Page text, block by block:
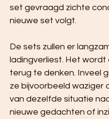
set gevraagd zichte
nieuwe set volgt.
De sets zullen er
ladingverliest. Het
terug te denken. Inveel
ze bijvoorbeeld waziger
van dezelfde situatie
nieuwe gedachten of